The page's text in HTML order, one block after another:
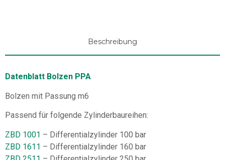
Beschreibung
Datenblatt Bolzen PPA
Bolzen mit Passung m6
Passend für folgende Zylinderbaureihen:
ZBD 1001 – Differentialzylinder 100 bar
ZBD 1611 – Differentialzylinder 160 bar